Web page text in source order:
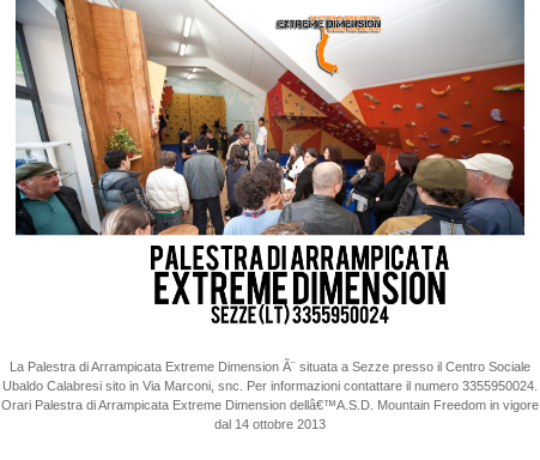
La Palestra di Arrampicata Extreme Dimension Ã¨ situata a Sezze presso il Centro Sociale
Ubaldo Calabresi sito in Via Marconi, snc. Per informazioni contattare il numero 3355950024.
Orari Palestra di Arrampicata Extreme Dimension dellâ€™A.S.D. Mountain Freedom in vigore
dal 14 ottobre 2013